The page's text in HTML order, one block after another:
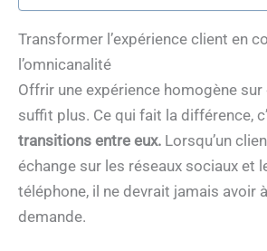
Transformer l’expérience client en
l’omnicanalité
Offrir une expérience homogène sur
suffit plus. Ce qui fait la différence,
transitions entre eux. Lorsqu’un
échange sur les réseaux sociaux et
téléphone, il ne devrait jamais avoir
demande.